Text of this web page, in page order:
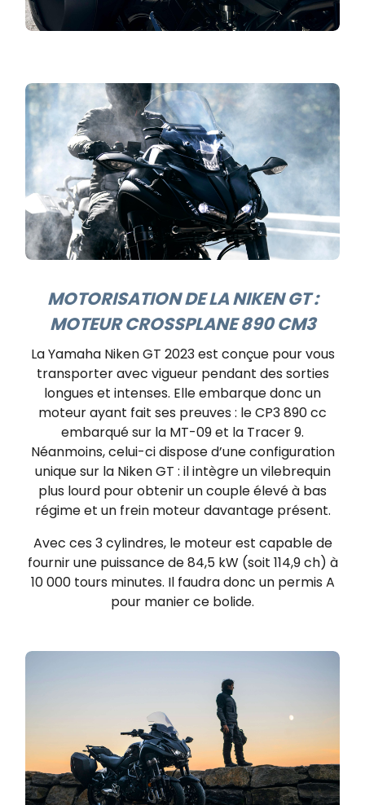
MOTORISATION DE LA NIKEN GT :
MOTEUR CROSSPLANE 890 CM3
La Yamaha Niken GT 2023 est conçue pour vous
transporter avec vigueur pendant des sorties
longues et intenses. Elle embarque donc un
moteur ayant fait ses preuves : le CP3 890 cc
embarqué sur la MT-09 et la Tracer 9.
Néanmoins, celui-ci dispose d’une configuration
unique sur la Niken GT : il intègre un vilebrequin
plus lourd pour obtenir un couple élevé à bas
régime et un frein moteur davantage présent.
Avec ces 3 cylindres, le moteur est capable de
fournir une puissance de 84,5 kW (soit 114,9 ch) à
10 000 tours minutes. Il faudra donc un permis A
pour manier ce bolide.